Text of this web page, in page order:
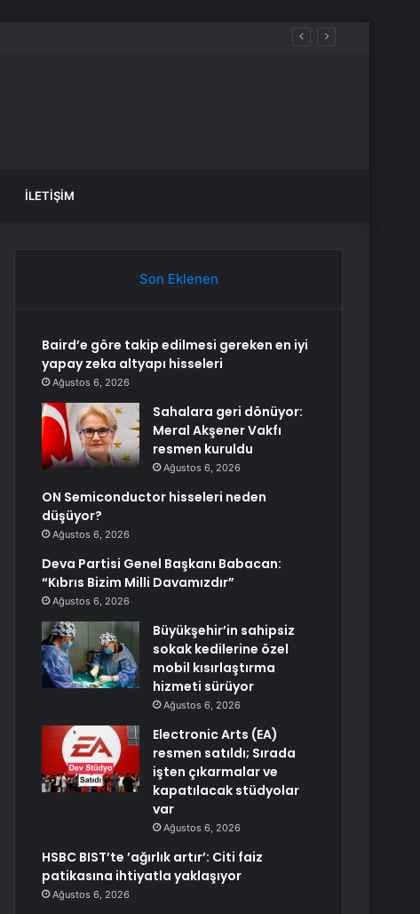
İLETIŞIM
Son Eklenen
Baird’e göre takip edilmesi gereken en iyi
yapay zeka altyapı hisseleri
Ağustos 6, 2026
Sahalara geri dönüyor:
Meral Akşener Vakfı
resmen kuruldu
Ağustos 6, 2026
ON Semiconductor hisseleri neden
düşüyor?
Ağustos 6, 2026
Deva Partisi Genel Başkanı Babacan:
“Kıbrıs Bizim Milli Davamızdır”
Ağustos 6, 2026
Büyükşehir’in sahipsiz
sokak kedilerine özel
mobil kısırlaştırma
hizmeti sürüyor
Ağustos 6, 2026
Electronic Arts (EA)
resmen satıldı; Sırada
işten çıkarmalar ve
kapatılacak stüdyolar
var
Ağustos 6, 2026
HSBC BIST’te ’ağırlık artır’: Citi faiz
patikasına ihtiyatla yaklaşıyor
Ağustos 6, 2026